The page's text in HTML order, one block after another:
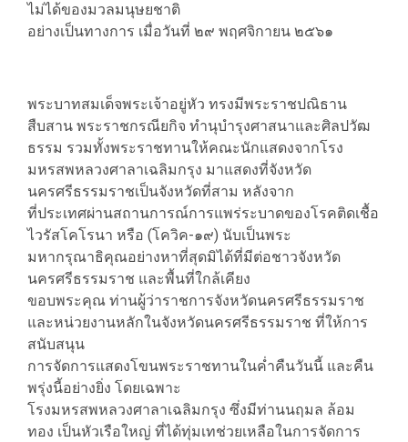
ไม่ได้ของมวลมนุษยชาติ
อย่างเป็นทางการ เมื่อวันที่ ๒๙ พฤศจิกายน ๒๕๖๑
​​พระบาทสมเด็จพระเจ้าอยู่หัว ทรงมีพระราชปณิธาน
สืบสาน พระราชกรณียกิจ ทำนุบำรุงศาสนาและศิลปวัฒ
ธรรม รวมทั้งพระราชทานให้คณะนักแสดงจากโรง
มหรสพหลวงศาลาเฉลิมกรุง มาแสดงที่จังหวัด
นครศรีธรรมราชเป็นจังหวัดที่สาม หลังจาก
ที่ประเทศผ่านสถานการณ์การแพร่ระบาดของโรคติดเชื้อ
ไวรัสโคโรนา หรือ (โควิค-๑๙) นับเป็นพระ
มหากรุณาธิคุณอย่างหาที่สุดมิได้ที่มีต่อชาวจังหวัด
นครศรีธรรมราช และพื้นที่ใกล้เคียง
​​ขอบพระคุณ ท่านผู้ว่าราชการจังหวัดนครศรีธรรมราช
และหน่วยงานหลักในจังหวัดนครศรีธรรมราช ที่ให้การ
สนับสนุน
การจัดการแสดงโขนพระราชทานในค่ำคืนวันนี้ และคืน
พรุ่งนี้อย่างยิ่ง โดยเฉพาะ
โรงมหรสพหลวงศาลาเฉลิมกรุง ซึ่งมีท่านนฤมล ล้อม
ทอง เป็นหัวเรือใหญ่ ที่ได้ทุ่มเทช่วยเหลือในการจัดการ